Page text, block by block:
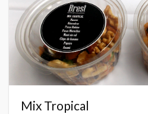
Mix Tropical